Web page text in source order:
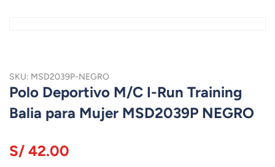
SKU: MSD2039P-NEGRO
Polo Deportivo M/C I-Run Training
Balia para Mujer MSD2039P NEGRO
S/ 42.00